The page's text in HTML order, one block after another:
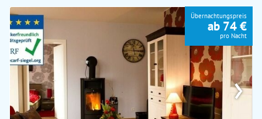
›
Übernachtungspreis
ab 74 €
pro Nacht